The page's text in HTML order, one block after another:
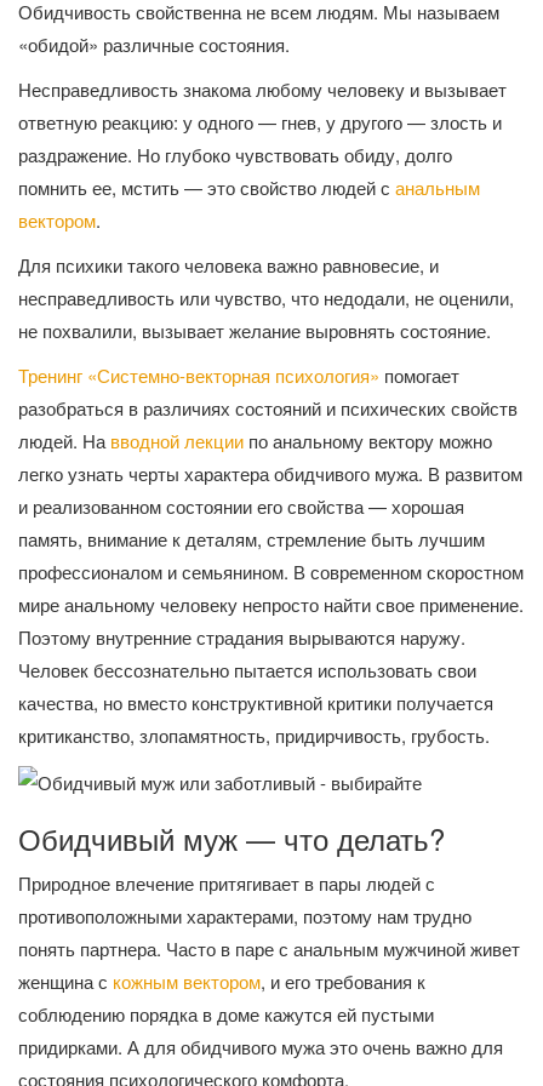
Обидчивость свойственна не всем людям. Мы называем
«обидой» различные состояния.
Несправедливость знакома любому человеку и вызывает
ответную реакцию: у одного — гнев, у другого — злость и
раздражение. Но глубоко чувствовать обиду, долго
помнить ее, мстить — это свойство людей с анальным
вектором.
Для психики такого человека важно равновесие, и
несправедливость или чувство, что недодали, не оценили,
не похвалили, вызывает желание выровнять состояние.
Тренинг «Системно-векторная психология» помогает
разобраться в различиях состояний и психических свойств
людей. На вводной лекции по анальному вектору можно
легко узнать черты характера обидчивого мужа. В развитом
и реализованном состоянии его свойства — хорошая
память, внимание к деталям, стремление быть лучшим
профессионалом и семьянином. В современном скоростном
мире анальному человеку непросто найти свое применение.
Поэтому внутренние страдания вырываются наружу.
Человек бессознательно пытается использовать свои
качества, но вместо конструктивной критики получается
критиканство, злопамятность, придирчивость, грубость.
Обидчивый муж — что делать?
Природное влечение притягивает в пары людей с
противоположными характерами, поэтому нам трудно
понять партнера. Часто в паре с анальным мужчиной живет
женщина с кожным вектором, и его требования к
соблюдению порядка в доме кажутся ей пустыми
придирками. А для обидчивого мужа это очень важно для
состояния психологического комфорта.